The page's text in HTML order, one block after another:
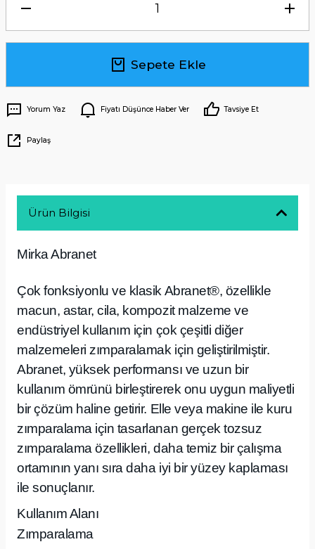
Sepete Ekle
Yorum Yaz Fiyatı Düşünce Haber Ver Tavsiye Et
Paylaş
Ürün Bilgisi
Mirka Abranet
Çok fonksiyonlu ve klasik Abranet®, özellikle
macun, astar, cila, kompozit malzeme ve
endüstriyel kullanım için çok çeşitli diğer
malzemeleri zımparalamak için geliştirilmiştir.
Abranet, yüksek performansı ve uzun bir
kullanım ömrünü birleştirerek onu uygun maliyetli
bir çözüm haline getirir. Elle veya makine ile kuru
zımparalama için tasarlanan gerçek tozsuz
zımparalama özellikleri, daha temiz bir çalışma
ortamının yanı sıra daha iyi bir yüzey kaplaması
ile sonuçlanır.
Kullanım Alanı
Zımparalama